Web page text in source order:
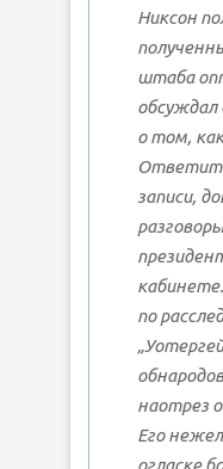
Никсон
штаба
обсуждал
о том,
записи,
по
наотрез
Его